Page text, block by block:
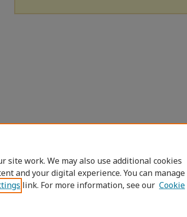
site work. We may also use additional cookies
and your digital experience. You can manage
link. For more information, see our Cookie